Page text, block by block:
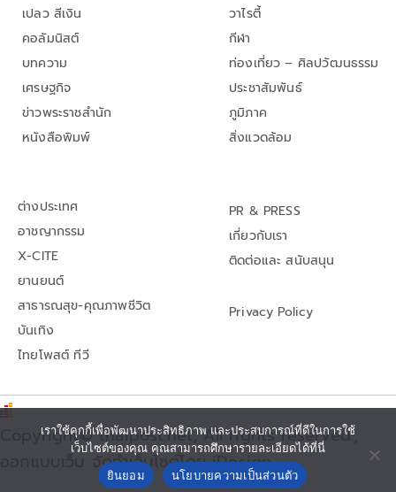
เปลว สีเงิน
คอลัมนิสต์
บทความ
เศรษฐกิจ
ข่าวพระราชสำนัก
หนังสือพิมพ์
วาไรตี้
กีฬา
ท่องเที่ยว – ศิลปวัฒนธรรม
ประชาสัมพันธ์
ภูมิภาค
สิ่งแวดล้อม
ต่างประเทศ
อาชญากรรม
X-CITE
ยานยนต์
สาธารณสุข-คุณภาพชีวิต
บันเทิง
ไทยโพสต์ ทีวี
PR & PRESS
เกี่ยวกับเรา
ติดต่อและ สนับสนุน
Privacy Policy
Copyright© thaipost.net, All rights reserved.,
ออกแบบเว็บ จัดทำเว็บไซต์โดย iDesign
เราใช้คุกกี้เพื่อพัฒนาประสิทธิภาพ และประสบการณ์ที่ดีในการใช้
เว็บไซต์ของคุณ คุณสามารถศึกษารายละเอียดได้ที่นี่
ยินยอม
นโยบายความเป็นส่วนตัว